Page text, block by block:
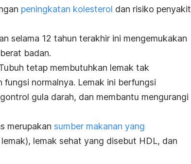
peningkatan kolesterol dan risiko penyakit
selama 12 tahun terakhir ini mengemukakan
badan.
tetap membutuhkan lemak tak
normalnya. Lemak ini berfungsi
gula darah, dan membantu mengurangi
merupakan sumber makanan yang
lemak sehat yang disebut HDL, dan